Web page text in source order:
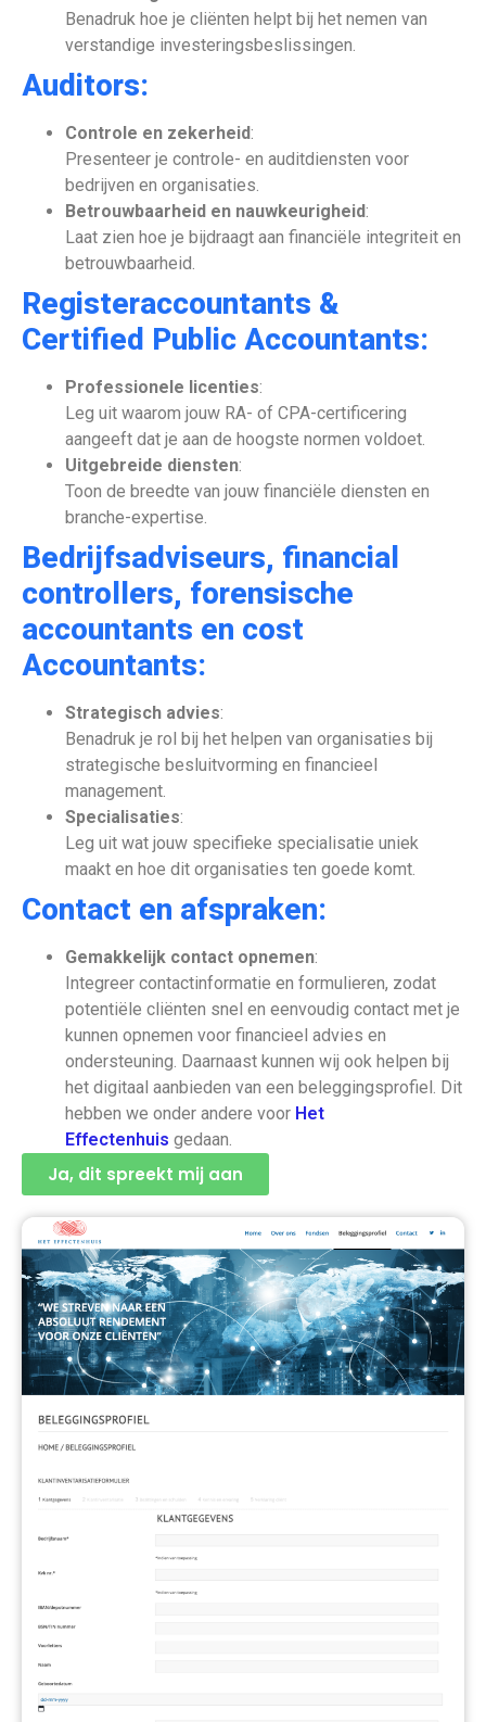
Benadruk hoe je cliënten helpt bij het nemen van
verstandige investeringsbeslissingen.
Auditors:
Controle en zekerheid:
Presenteer je controle- en auditdiensten voor
bedrijven en organisaties.
Betrouwbaarheid en nauwkeurigheid:
Laat zien hoe je bijdraagt aan financiële integriteit en
betrouwbaarheid.
Registeraccountants &
Certified Public Accountants:
Professionele licenties:
Leg uit waarom jouw RA- of CPA-certificering
aangeeft dat je aan de hoogste normen voldoet.
Uitgebreide diensten:
Toon de breedte van jouw financiële diensten en
branche-expertise.
Bedrijfsadviseurs, financial
controllers, forensische
accountants en cost
Accountants:
Strategisch advies:
Benadruk je rol bij het helpen van organisaties bij
strategische besluitvorming en financieel
management.
Specialisaties:
Leg uit wat jouw specifieke specialisatie uniek
maakt en hoe dit organisaties ten goede komt.
Contact en afspraken:
Gemakkelijk contact opnemen:
Integreer contactinformatie en formulieren, zodat
potentiële cliënten snel en eenvoudig contact met je
kunnen opnemen voor financieel advies en
ondersteuning. Daarnaast kunnen wij ook helpen bij
het digitaal aanbieden van een beleggingsprofiel. Dit
hebben we onder andere voor Het
Effectenhuis gedaan.
Ja, dit spreekt mij aan